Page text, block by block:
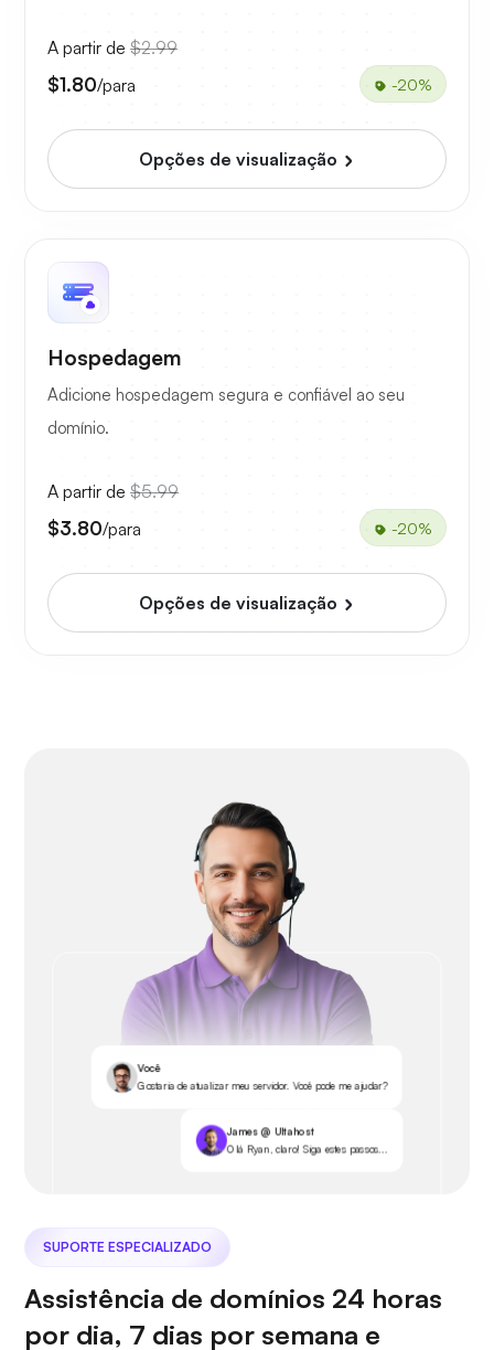
A partir de $2.99
$1.80/para -20%
Opções de visualização
Hospedagem
Adicione hospedagem segura e confiável ao seu
domínio.
A partir de $5.99
$3.80/para -20%
Opções de visualização
Você
Gostaria de atualizar meu servidor. Você pode me ajudar?
James @ Ultahost
Olá Ryan, claro! Siga estes passos...
SUPORTE ESPECIALIZADO
Assistência de domínios 24 horas
por dia, 7 dias por semana e